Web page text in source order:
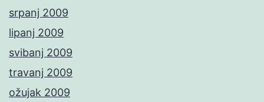
srpanj 2009
lipanj 2009
svibanj 2009
travanj 2009
ožujak 2009